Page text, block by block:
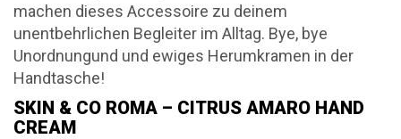
machen dieses Accessoire zu deinem
unentbehrlichen Begleiter im Alltag. Bye, bye
Unordnungund und ewiges Herumkramen in der
Handtasche!
SKIN & CO ROMA – CITRUS AMARO HAND
CREAM